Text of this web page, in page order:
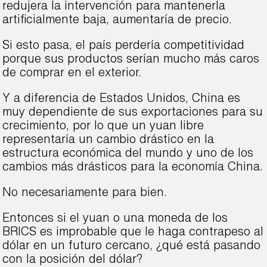
redujera la intervención para mantenerla
artificialmente baja, aumentaría de precio.
Si esto pasa, el país perdería competitividad
porque sus productos serían mucho más caros
de comprar en el exterior.
Y a diferencia de Estados Unidos, China es
muy dependiente de sus exportaciones para su
crecimiento, por lo que un yuan libre
representaría un cambio drástico en la
estructura económica del mundo y uno de los
cambios más drásticos para la economía China.
No necesariamente para bien.
Entonces si el yuan o una moneda de los
BRICS es improbable que le haga contrapeso al
dólar en un futuro cercano, ¿qué está pasando
con la posición del dólar?